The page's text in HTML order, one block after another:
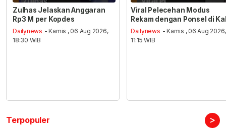
Zulhas Jelaskan Anggaran
Rp3 M per Kopdes
Dailynews - Kamis , 06 Aug 2026,
18:30 WIB
Viral Pelecehan Modus
Rekam dengan Ponsel di
Dailynews - Kamis , 06 Aug 2026,
11:15 WIB
Terpopuler >